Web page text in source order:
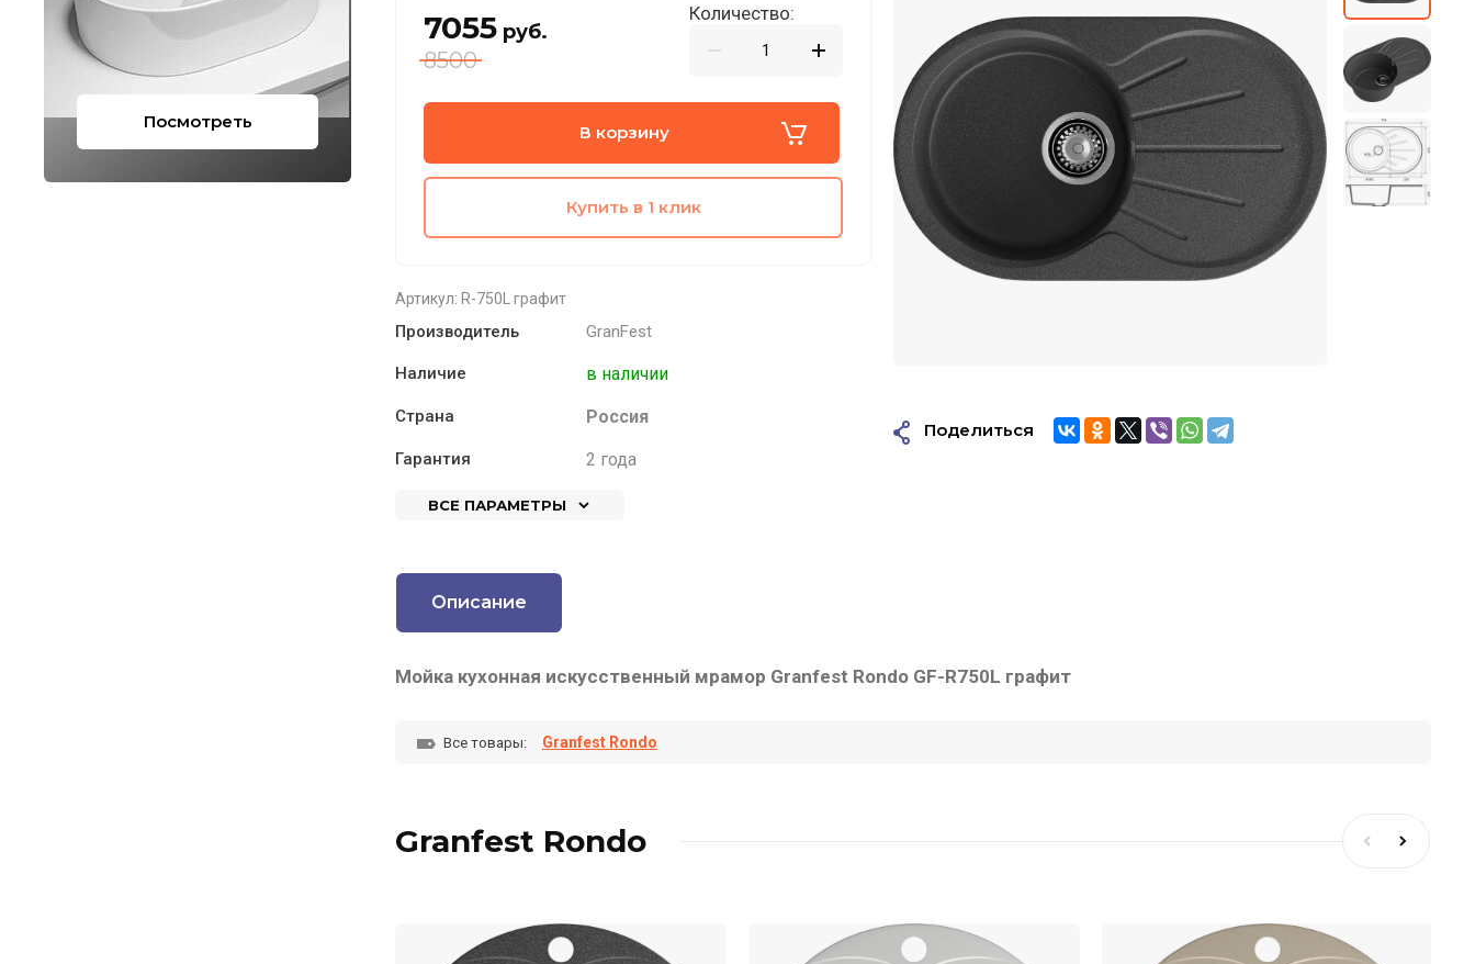
Посмотреть
7055 руб.
8500
Количество:
В корзину
Купить в 1 клик
Артикул: R-750L графит
Производитель GranFest
Наличие в наличии
Страна Россия
Гарантия 2 года
ВСЕ ПАРАМЕТРЫ
Поделиться
Описание
Мойка кухонная искусственный мрамор Granfest Rondo GF-R750L графит
Все товары: Granfest Rondo
Granfest Rondo